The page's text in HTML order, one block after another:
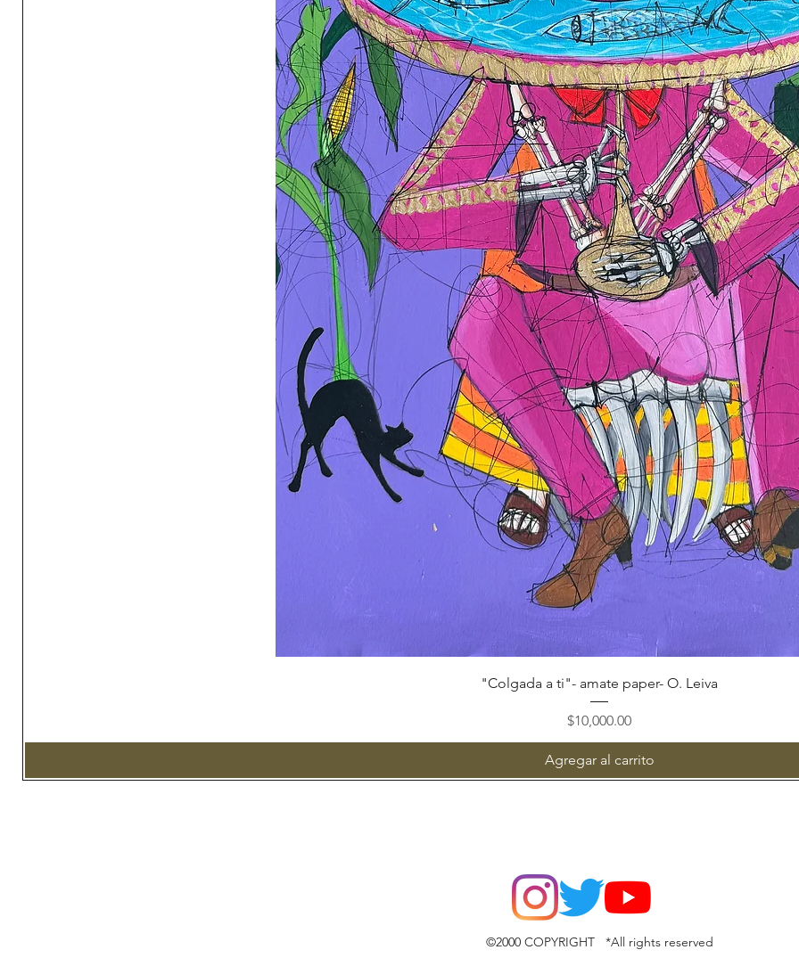
Vista rápida
"Colgada a ti"- amate paper- O. Leiva
Precio
$10,000.00
Agregar al carrito
©2000 COPYRIGHT *All rights reserved